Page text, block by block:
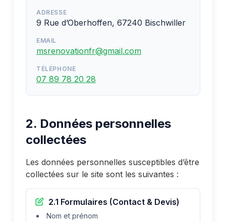
ADRESSE
9 Rue d’Oberhoffen, 67240 Bischwiller
EMAIL
msrenovationfr@gmail.com
TÉLÉPHONE
07 89 78 20 28
2. Données personnelles
collectées
Les données personnelles susceptibles d’être
collectées sur le site sont les suivantes :
2.1 Formulaires (Contact & Devis)
Nom et prénom